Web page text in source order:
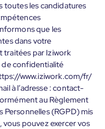
toutes les candidatures
que les
dans votre
traitées par Iziwork
confidentialité
www.iziwork.com/fr/
à l’adresse : contact-
au Règlement
Personnelles (RGPD) mis
pouvez exercer vos